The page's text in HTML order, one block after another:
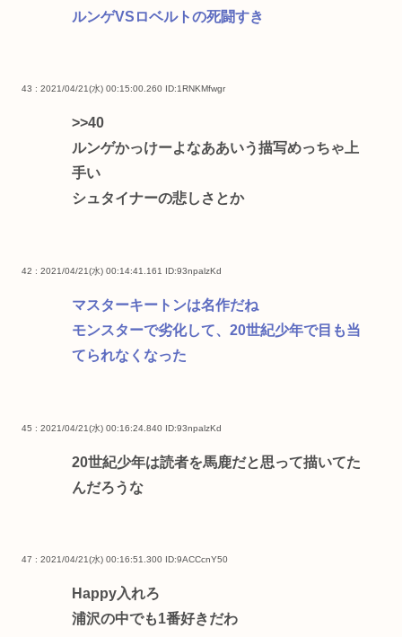
ルンゲVSロベルトの死闘すき
43 : 2021/04/21(水) 00:15:00.260 ID:1RNKMfwgr
>>40
ルンゲかっけーよなああいう描写めっちゃ上
手い
シュタイナーの悲しさとか
42 : 2021/04/21(水) 00:14:41.161 ID:93npalzKd
マスターキートンは名作だね
モンスターで劣化して、20世紀少年で目も当
てられなくなった
45 : 2021/04/21(水) 00:16:24.840 ID:93npalzKd
20世紀少年は読者を馬鹿だと思って描いてた
んだろうな
47 : 2021/04/21(水) 00:16:51.300 ID:9ACCcnY50
Happy入れろ
浦沢の中でも1番好きだわ